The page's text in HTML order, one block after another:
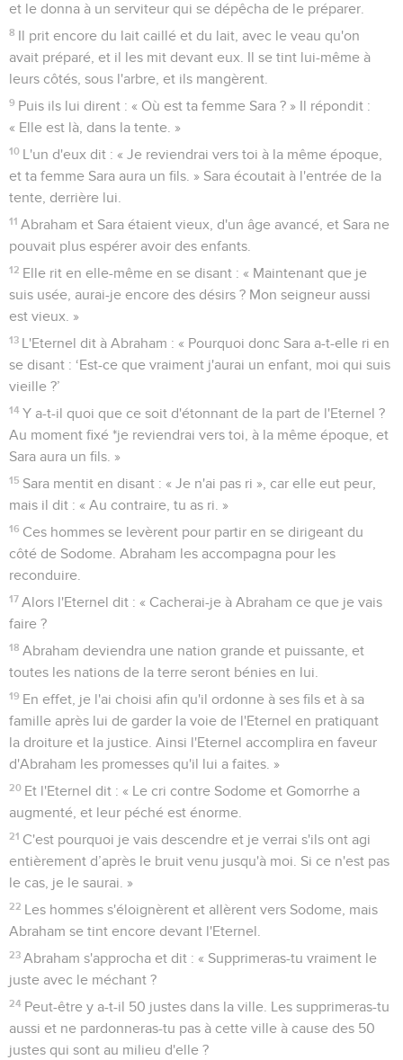
et le donna à un serviteur qui se dépêcha de le préparer.
8 Il prit encore du lait caillé et du lait, avec le veau qu'on
avait préparé, et il les mit devant eux. Il se tint lui-même à
leurs côtés, sous l'arbre, et ils mangèrent.
9 Puis ils lui dirent : « Où est ta femme Sara ? » Il répondit :
« Elle est là, dans la tente. »
10 L'un d'eux dit : « Je reviendrai vers toi à la même époque,
et ta femme Sara aura un fils. » Sara écoutait à l'entrée de la
tente, derrière lui.
11 Abraham et Sara étaient vieux, d'un âge avancé, et Sara ne
pouvait plus espérer avoir des enfants.
12 Elle rit en elle-même en se disant : « Maintenant que je
suis usée, aurai-je encore des désirs ? Mon seigneur aussi
est vieux. »
13 L'Eternel dit à Abraham : « Pourquoi donc Sara a-t-elle ri en
se disant : ‘Est-ce que vraiment j'aurai un enfant, moi qui suis
vieille ?’
14 Y a-t-il quoi que ce soit d'étonnant de la part de l'Eternel ?
Au moment fixé *je reviendrai vers toi, à la même époque, et
Sara aura un fils. »
15 Sara mentit en disant : « Je n'ai pas ri », car elle eut peur,
mais il dit : « Au contraire, tu as ri. »
16 Ces hommes se levèrent pour partir en se dirigeant du
côté de Sodome. Abraham les accompagna pour les
reconduire.
17 Alors l'Eternel dit : « Cacherai-je à Abraham ce que je vais
faire ?
18 Abraham deviendra une nation grande et puissante, et
toutes les nations de la terre seront bénies en lui.
19 En effet, je l'ai choisi afin qu'il ordonne à ses fils et à sa
famille après lui de garder la voie de l'Eternel en pratiquant
la droiture et la justice. Ainsi l'Eternel accomplira en faveur
d'Abraham les promesses qu'il lui a faites. »
20 Et l'Eternel dit : « Le cri contre Sodome et Gomorrhe a
augmenté, et leur péché est énorme.
21 C'est pourquoi je vais descendre et je verrai s'ils ont agi
entièrement d’après le bruit venu jusqu'à moi. Si ce n'est pas
le cas, je le saurai. »
22 Les hommes s'éloignèrent et allèrent vers Sodome, mais
Abraham se tint encore devant l'Eternel.
23 Abraham s'approcha et dit : « Supprimeras-tu vraiment le
juste avec le méchant ?
24 Peut-être y a-t-il 50 justes dans la ville. Les supprimeras-tu
aussi et ne pardonneras-tu pas à cette ville à cause des 50
justes qui sont au milieu d'elle ?